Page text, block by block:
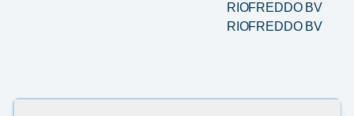
RIOFREDDO BV
RIOFREDDO BV